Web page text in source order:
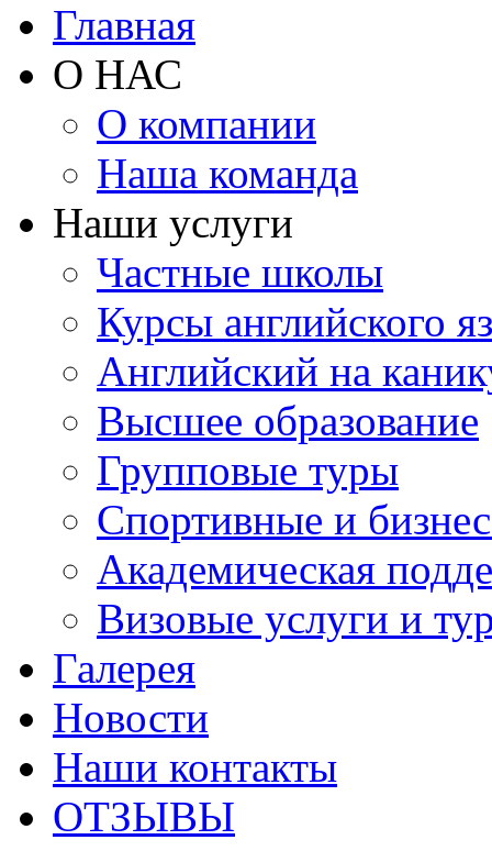
Главная
О НАС
О компании
Наша команда
Наши услуги
Частные школы
Курсы английского
Английский на
Высшее образование
Групповые туры
Спортивные и
Академическая
Визовые услуги и
Галерея
Новости
Наши контакты
ОТЗЫВЫ